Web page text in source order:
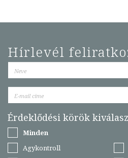
Hírlevél
Érdeklődési körök
Minden
Agykontroll